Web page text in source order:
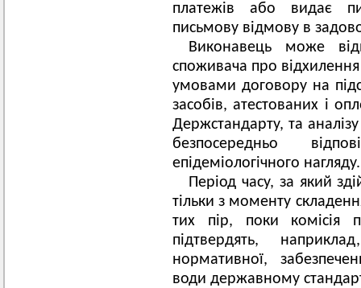
платежів або видає
письмову відмову в
Виконавець може
споживача про відхилення
умовами договору на
засобів, атестованих і
Держстандарту, та
безпосередньо
епідеміологічного нагляду.
Період часу, за який
тільки з моменту
тих пір, поки комісія
підтвердять,
нормативної,
води державному